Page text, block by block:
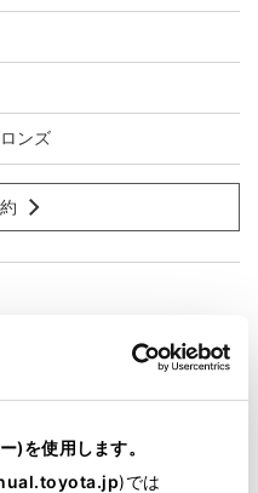
)を使用します。
)では
ンズ